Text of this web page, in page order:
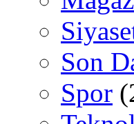
Son
Spor